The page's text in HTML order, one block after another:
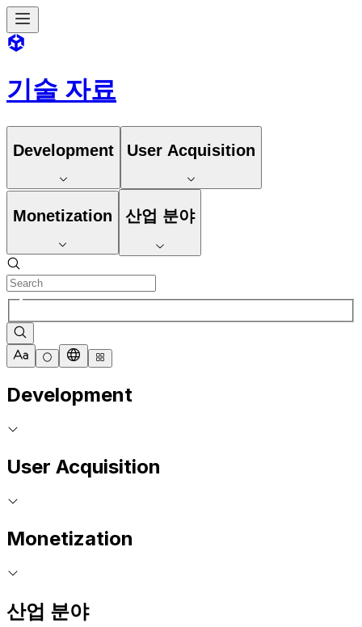
기술 자료
Development User Acquisition
Monetization 산업 분야
Development
User Acquisition
Monetization
산업 분야